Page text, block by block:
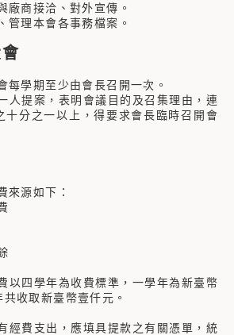
廠商接洽、對外宣傳。
管理本會各事務檔案。
每學期至少由會長召開一次。
人提案，表明會議目的及召集理由，連
十分之一以上，得要求會長臨時召開會
來源如下：
以四學年為收費標準，一學年為新臺幣
收取新臺幣壹仟元。
經費支出，應填具提款之有關憑單，統